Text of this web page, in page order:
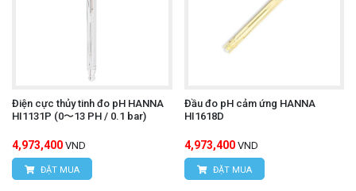
Điện cực thủy tinh đo pH HANNA
HI1131P (0〜13 PH / 0.1 bar)
4,973,400 VND
ĐẶT MUA
Đầu đo pH cảm ứng HANNA
HI1618D
4,973,400 VND
ĐẶT MUA